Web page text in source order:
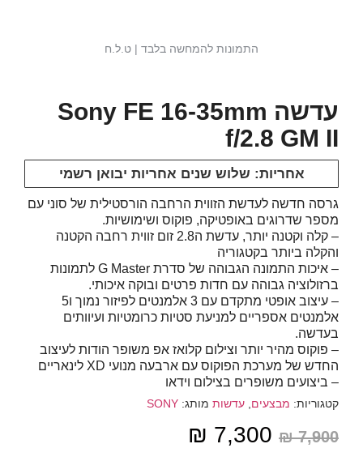
התמונות להמחשה בלבד | ט.ל.ח
עדשה Sony FE 16-35mm
f/2.8 GM II
אחריות: שלוש שנים אחריות יבואן רשמי
גרסה חדשה לעדשת הזווית הרחבה הורסטילית של סוני עם
מספר שדרוגים באופטיקה, פוקוס ושימושיות.
– קלה וקטנה יותר, עדשת ה2.8 זום זווית רחבה הקטנה
והקלה ביותר בקטגוריה
– איכות התמונה הגבוהה של סדרת G Master לתמונות
ברזולוציה גבוהה עם חדות פרטים ובוקה איכותי.
– עיצוב אופטי מתקדם עם 3 אלמנטים לפיזור נמוך ו5
אלמנטים אספריים למניעת סטיות כרומטיות ועיוותים
בעדשה.
– פוקוס מהיר יותר וצילום קלואז אפ משופר הודות לעיצוב
החדש של מערכת הפוקוס עם ארבעה מנועי XD לינאריים
– ביצועים משופרים בצילום וידאו
קטגוריות: מבצעים, עדשות מותג: SONY
₪7,900
₪ 7,300